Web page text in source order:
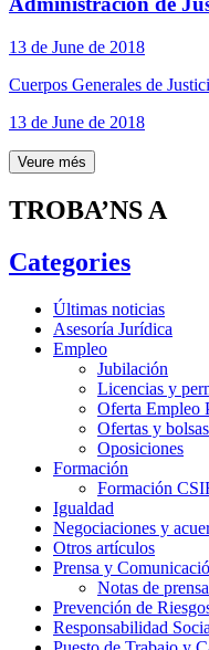
13 de June de 2018
Cuerpos Generales de
13 de June de 2018
Veure més
TROBA’NS A
Categories
Últimas noticias
Asesoría Jurídica
Empleo
Jubilación
Licencias y
Oferta Empleo
Ofertas y
Oposiciones
Formación
Formación
Igualdad
Negociaciones y
Otros artículos
Prensa y
Notas de
Prevención de
Responsabilidad